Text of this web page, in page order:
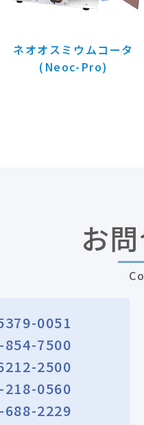
ネオオスミウムコータ
(Neoc-Pro)
お
0051
854-7500
2500
218-0560
688-2229